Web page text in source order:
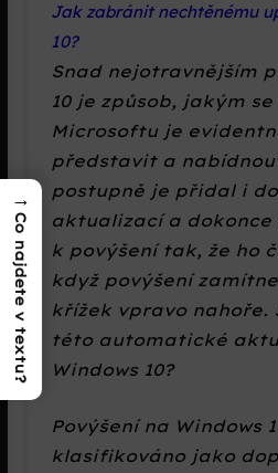
Jak zabránit nechtěnému
10?
Snad nejotravnějším
10 je způsob, jakým
Microsoftu je
představit a
postupně je přidal i
aktualizací a
k povýšení tak, že ho
když povýšení
křížek vpravo
této automatické
Windows 10?
Povýšení na Windows
klasifikováno jako
→
Co najdete v textu?